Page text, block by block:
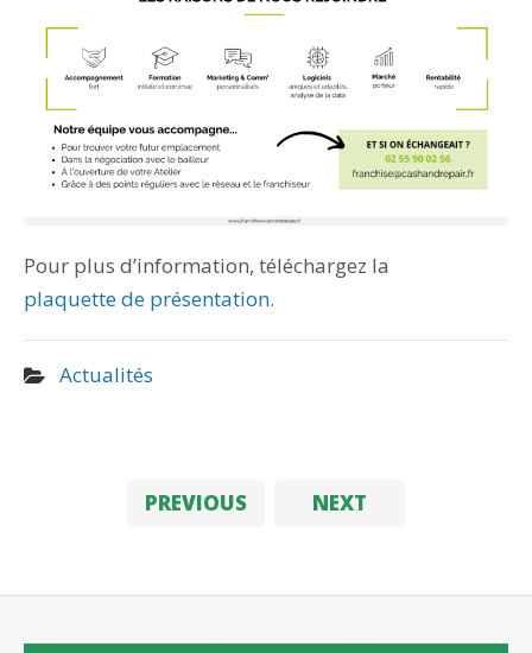
Pour plus d’information, téléchargez la
plaquette de présentation.
Actualités
PREVIOUS NEXT